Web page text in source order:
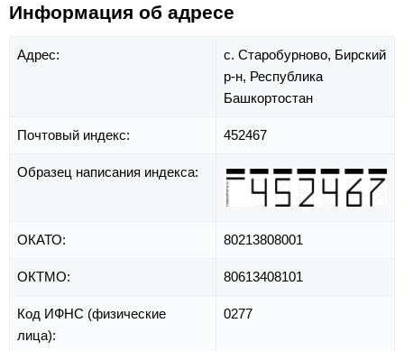
Информация об адресе
Адрес: с. Старобурново, Бирский
р-н, Республика
Башкортостан
Почтовый индекс: 452467
Образец написания индекса:
ОКАТО: 80213808001
ОКТМО: 80613408101
Код ИФНС (физические
лица):
0277